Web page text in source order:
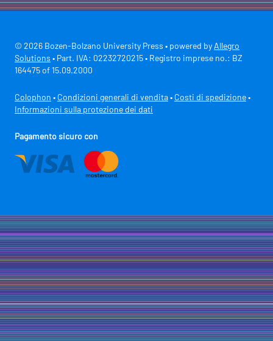
© 2026 Bozen-Bolzano University Press • powered by Allegro
Solutions • Part. IVA: 02232720215 • Registro imprese no.: BZ
164475 of 15.09.2000
Colophon • Condizioni generali di vendita • Costi di spedizione •
Informazioni sulla protezione dei dati
Pagamento sicuro con